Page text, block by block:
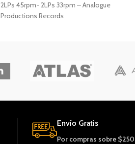
2LPs 45rpm- 2LPs 33rpm – Analogue
Productions Records
Envío Gratis
Por compras sobre